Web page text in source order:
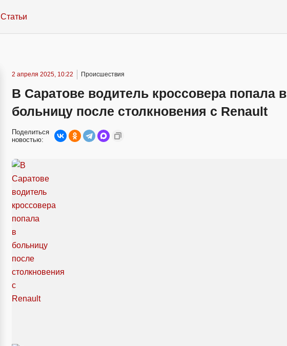
Статьи
2 апреля 2025, 10:22 Происшествия
В Саратове водитель кроссовера попала в
больницу после столкновения с Renault
Поделиться
новостью: